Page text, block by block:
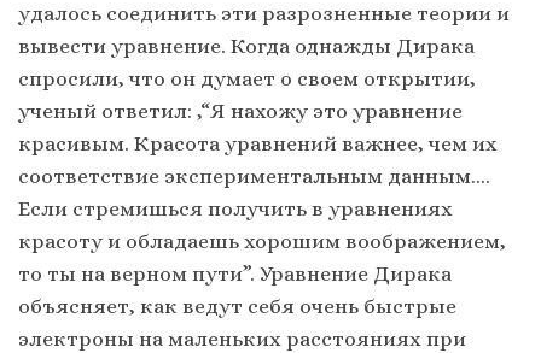
удалось соединить эти разрозненные теории и
вывести уравнение. Когда однажды Дирака
спросили, что он думает о своем открытии,
ученый ответил: ,“Я нахожу это уравнение
красивым. Красота уравнений важнее, чем их
соответствие экспериментальным данным….
Если стремишься получить в уравнениях
красоту и обладаешь хорошим воображением,
то ты на верном пути”. Уравнение Дирака
объясняет, как ведут себя очень быстрые
электроны на маленьких расстояниях при